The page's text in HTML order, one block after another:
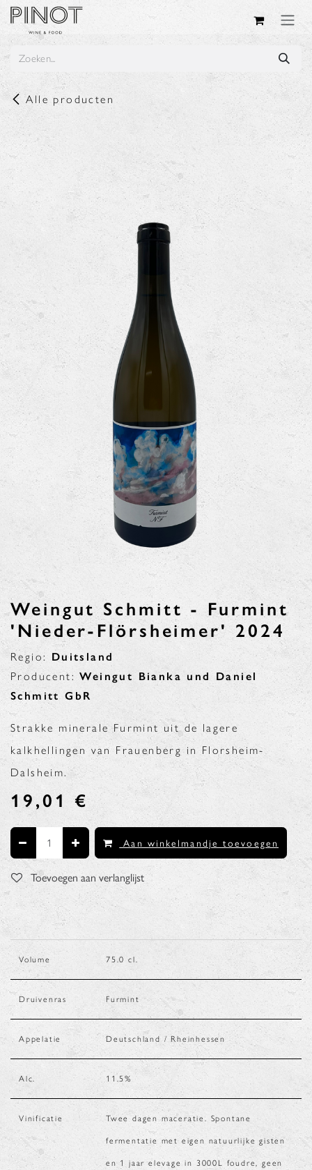
Overslaan naar inhoud
Alle producten
Weingut Schmitt - Furmint
'Nieder-Flörsheimer' 2024
Regio: Duitsland
Producent:Weingut Bianka und Daniel
Schmitt GbR
Strakke minerale Furmint uit de lagere
kalkhellingen van Frauenberg in Florsheim-
Dalsheim.
19,01 €
Aan winkelmandje toevoegen
Toevoegen aan verlanglijst
Volume 75.0 cl.
Druivenras Furmint
Appelatie Deutschland / Rheinhessen
Alc. 11.5%
Vinificatie Twee dagen maceratie. Spontane
fermentatie met eigen natuurlijke gisten
en 1 jaar elevage in 3000L foudre, geen